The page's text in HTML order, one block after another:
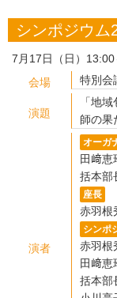
シンポジウム
7月17日（日）
会場
特別会
演題
「地
師の果
演者
オーガ
田﨑
括本部
座長
赤羽根
シンポ
赤羽根
田﨑
括本部